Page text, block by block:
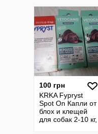
100 грн
KRKA Fypryst
Spot On Капли от
блох и клещей
для собак 2-10 кг,